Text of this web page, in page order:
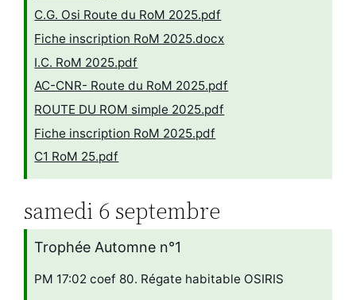
C.G. Osi Route du RoM 2025.pdf
Fiche inscription RoM 2025.docx
I.C. RoM 2025.pdf
AC-CNR- Route du RoM 2025.pdf
ROUTE DU ROM simple 2025.pdf
Fiche inscription RoM 2025.pdf
C1 RoM 25.pdf
samedi 6 septembre
Trophée Automne n°1
PM 17:02 coef 80. Régate habitable OSIRIS